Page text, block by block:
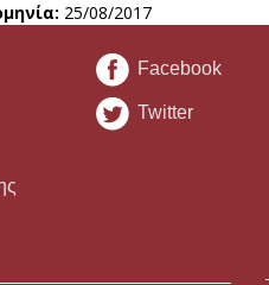
25/08/2017
Facebook
Twitter